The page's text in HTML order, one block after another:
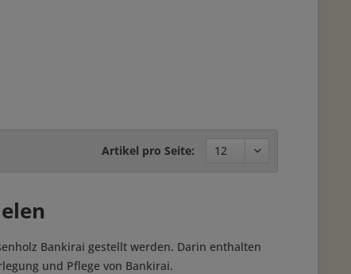
Artikel pro Seite:
Bankirai gestellt werden. Darin enthalten
und Pflege von Bankirai.